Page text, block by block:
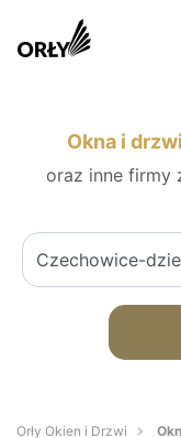
Okna i
oraz inne firmy
Orły Okien i Drzwi